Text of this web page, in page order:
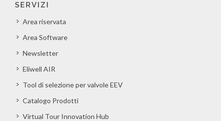
SERVIZI
Area riservata
Area Software
Newsletter
Eliwell AIR
Tool di selezione per valvole EEV
Catalogo Prodotti
Virtual Tour Innovation Hub